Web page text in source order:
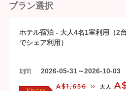
プラン選択
ホテル宿泊 - 大人4名1室利用（2
でシェア利用）
期間 2026-05-31～2026-10-03
A$1,656 大人